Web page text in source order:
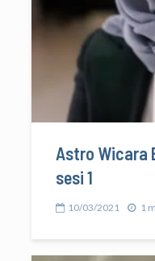
Astro Wicara
sesi 1
10/03/2021 1